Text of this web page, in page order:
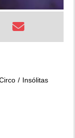
Insólitas